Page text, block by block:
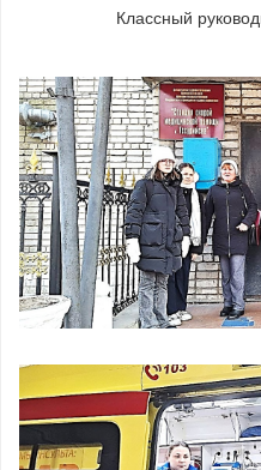
Классный